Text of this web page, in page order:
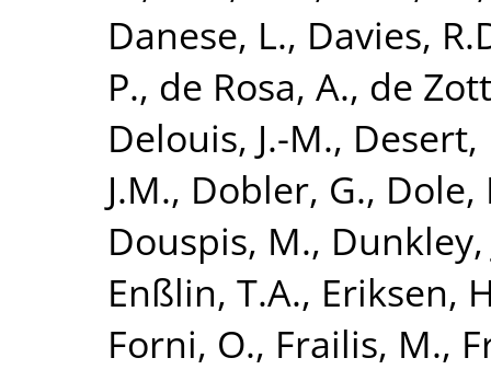
Danese, L., Davies,
P., de Rosa, A., de
Delouis, J.-M., Desert,
J.M., Dobler, G., Dole,
Douspis, M., Dunkley,
Enßlin, T.A., Eriksen,
Forni, O., Frailis, M.,